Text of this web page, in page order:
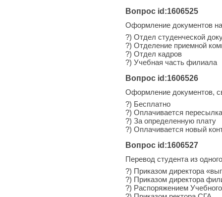
Вопрос id:1606525
Оформление документов
?) Отдел студенческой
?) Отделение приемной
?) Отдел кадров
?) Учебная часть филиала
Вопрос id:1606526
Оформление документов,
?) Бесплатно
?) Оплачивается
?) За определенную плату
?) Оплачивается новый
Вопрос id:1606527
Перевод студента из
?) Приказом директора
?) Приказом директора
?) Распоряжением